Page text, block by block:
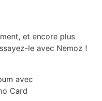
et encore plus
le avec Nemoz !
avec
Card